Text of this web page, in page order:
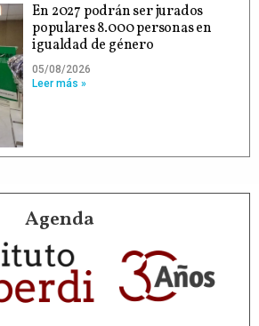
En 2027 podrán ser jurados
populares 8.000 personas en
igualdad de género
05/08/2026
Leer más »
Agenda